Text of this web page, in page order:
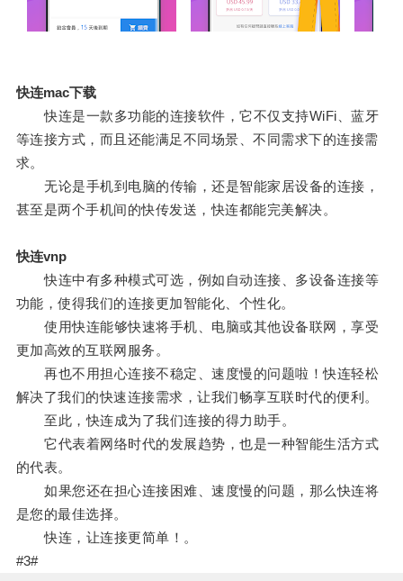
快连mac下载
快连是一款多功能的连接软件，它不仅支持WiFi、蓝牙
等连接方式，而且还能满足不同场景、不同需求下的连接需
求。
无论是手机到电脑的传输，还是智能家居设备的连接，
甚至是两个手机间的快传发送，快连都能完美解决。
快连vnp
快连中有多种模式可选，例如自动连接、多设备连接等
功能，使得我们的连接更加智能化、个性化。
使用快连能够快速将手机、电脑或其他设备联网，享受
更加高效的互联网服务。
再也不用担心连接不稳定、速度慢的问题啦！快连轻松
解决了我们的快速连接需求，让我们畅享互联时代的便利。
至此，快连成为了我们连接的得力助手。
它代表着网络时代的发展趋势，也是一种智能生活方式
的代表。
如果您还在担心连接困难、速度慢的问题，那么快连将
是您的最佳选择。
快连，让连接更简单！。
#3#